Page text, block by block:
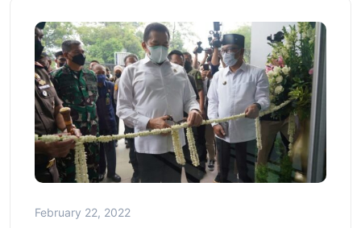
February 22, 2022